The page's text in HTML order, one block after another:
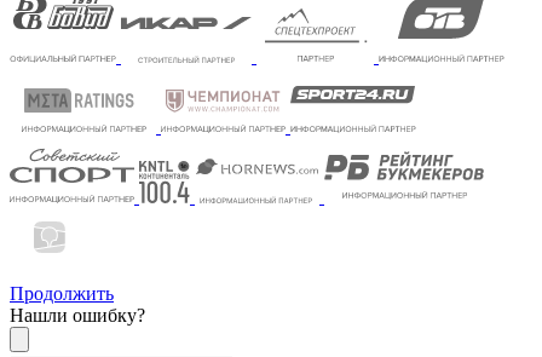
Продолжить
Нашли ошибку?